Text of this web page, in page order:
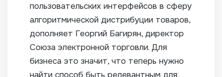
пользовательских интерфейсов в сферу
алгоритмической дистрибуции товаров,
дополняет Георгий Багирян, директор
Союза электронной торговли. Для
бизнеса это значит, что теперь нужно
найти способ быть релевантным для